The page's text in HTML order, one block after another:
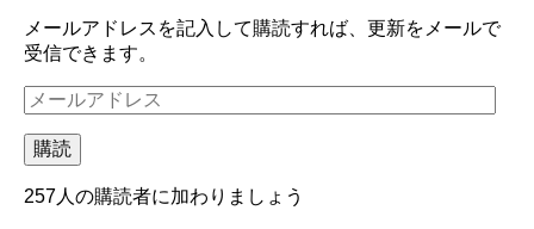
メールアドレスを記入して購読すれば、更新をメールで
受信できます。
メ
ー
ル
ア
ド
購読
257人の購読者に加わりましょう